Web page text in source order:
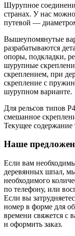
Шурупное
странах. У нас
путевой —
Вышеупомянутые
разрабатываются
опоры, подкладки,
шурупные
скреплением, при
скрепление с
шурупном варианте.
Для рельсов типов
смешанное
Текущее содержание
Наше
Если вам
деревянных шпал,
необходимого
по телефону, или
Если вы
номер в форме для
времени свяжется с
и оформить заказ.